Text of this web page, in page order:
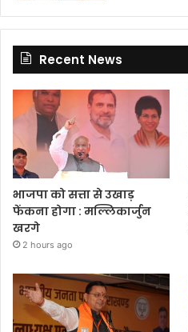
Recent News
भाजपा को सत्ता से उखाड़
फेंकना होगा : मल्लिकार्जुन
खरगे
2 hours ago